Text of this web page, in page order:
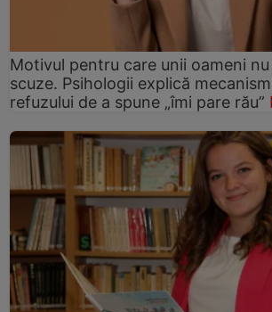
Motivul pentru care unii oameni
scuze. Psihologii explică
refuzului de a spune „îmi pare rău”